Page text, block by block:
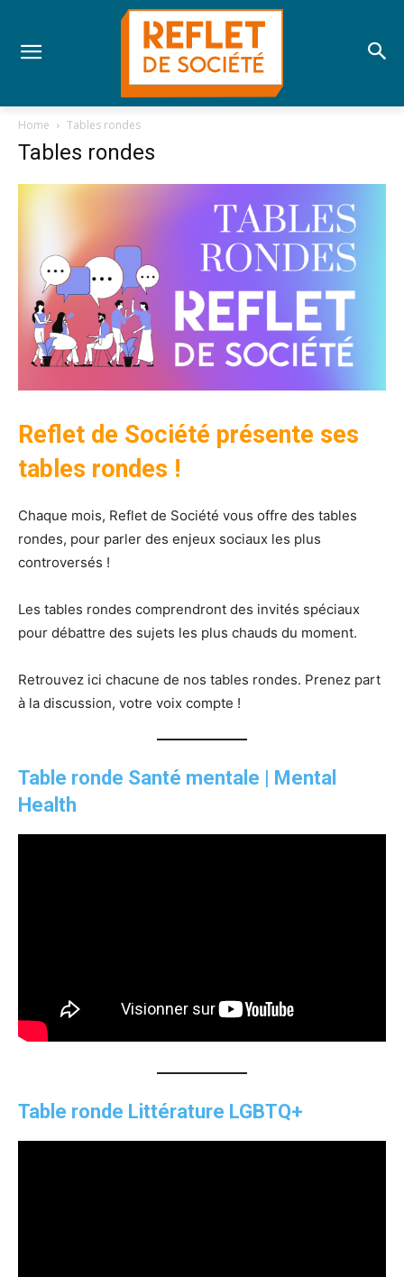
Home Tables rondes
Tables rondes
Reflet de Société présente ses
tables rondes !
Chaque mois, Reflet de Société vous offre des tables
rondes, pour parler des enjeux sociaux les plus
controversés !
Les tables rondes comprendront des invités spéciaux
pour débattre des sujets les plus chauds du moment.
Retrouvez ici chacune de nos tables rondes. Prenez part
à la discussion, votre voix compte !
Table ronde Santé mentale | Mental
Health
Table ronde Littérature LGBTQ+